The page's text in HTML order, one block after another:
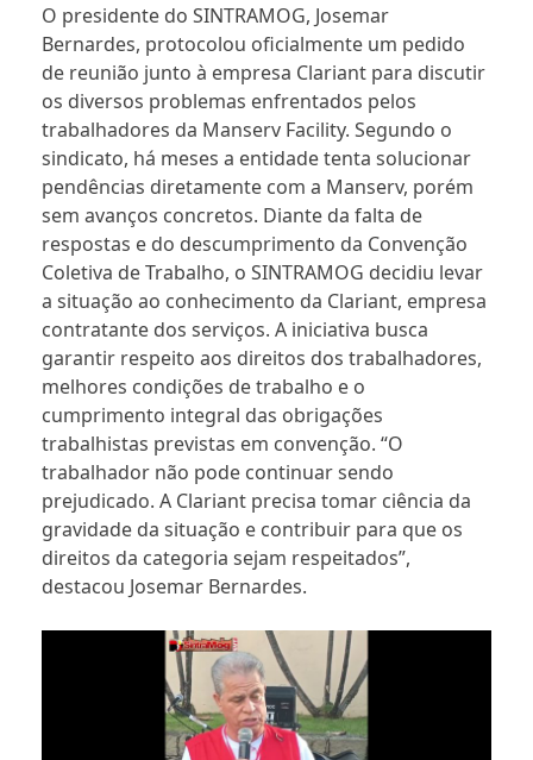
O presidente do SINTRAMOG, Josemar
Bernardes, protocolou oficialmente um pedido
de reunião junto à empresa Clariant para discutir
os diversos problemas enfrentados pelos
trabalhadores da Manserv Facility. Segundo o
sindicato, há meses a entidade tenta solucionar
pendências diretamente com a Manserv, porém
sem avanços concretos. Diante da falta de
respostas e do descumprimento da Convenção
Coletiva de Trabalho, o SINTRAMOG decidiu levar
a situação ao conhecimento da Clariant, empresa
contratante dos serviços. A iniciativa busca
garantir respeito aos direitos dos trabalhadores,
melhores condições de trabalho e o
cumprimento integral das obrigações
trabalhistas previstas em convenção. “O
trabalhador não pode continuar sendo
prejudicado. A Clariant precisa tomar ciência da
gravidade da situação e contribuir para que os
direitos da categoria sejam respeitados”,
destacou Josemar Bernardes.